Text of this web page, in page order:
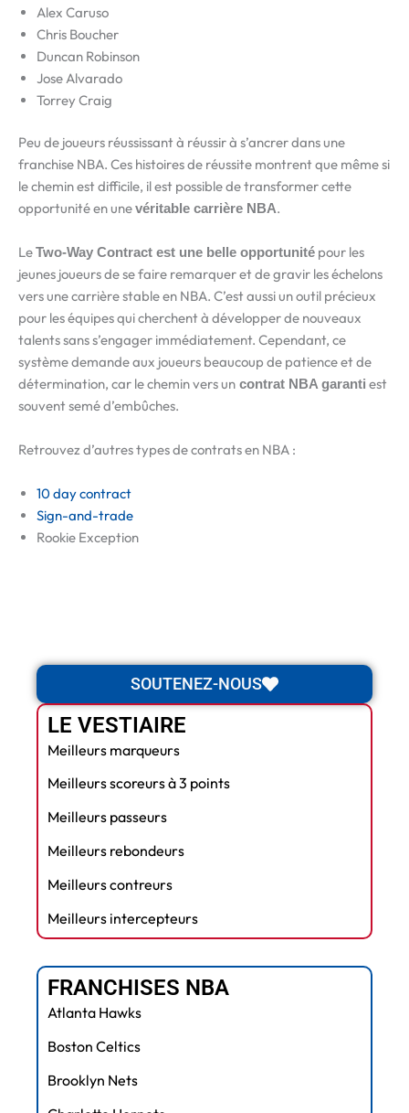
Alex Caruso
Chris Boucher
Duncan Robinson
Jose Alvarado
Torrey Craig
Peu de joueurs réussissant à réussir à s’ancrer dans une
franchise NBA. Ces histoires de réussite montrent que même si
le chemin est difficile, il est possible de transformer cette
opportunité en unevéritable carrière NBA.
LeTwo-Way Contract est une belle opportunité pour les
jeunes joueurs de se faire remarquer et de gravir les échelons
vers une carrière stable en NBA. C’est aussi un outil précieux
pour les équipes qui cherchent à développer de nouveaux
talents sans s’engager immédiatement. Cependant, ce
système demande aux joueurs beaucoup de patience et de
détermination, car le chemin vers un contrat NBA garanti est
souvent semé d’embûches.
Retrouvez d’autres types de contrats en NBA :
10 day contract
Sign-and-trade
Rookie Exception
SOUTENEZ-NOUS
LE VESTIAIRE
Meilleurs marqueurs
Meilleurs scoreurs à 3 points
Meilleurs passeurs
Meilleurs rebondeurs
Meilleurs contreurs
Meilleurs intercepteurs
FRANCHISES NBA
Atlanta Hawks
Boston Celtics
Brooklyn Nets